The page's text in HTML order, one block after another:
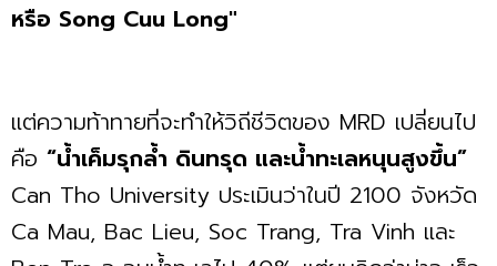
หรือ Song Cuu Long"
แต่ความท้าทายที่จะทำให้วิถีชีวิตของ MRD เปลี่ยนไป
คือ “น้ำเค็มรุกล้ำ ดินทรุด และน้ำทะเลหนุนสูงขึ้น”
Can Tho University ประเมินว่าในปี 2100 จังหวัด
Ca Mau, Bac Lieu, Soc Trang, Tra Vinh และ